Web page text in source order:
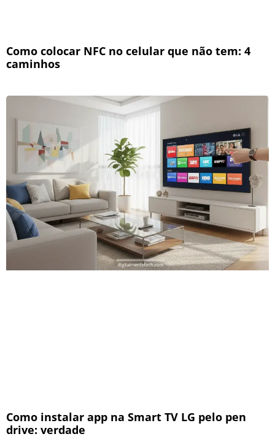
Como colocar NFC no celular que não tem: 4
caminhos
Como instalar app na Smart TV LG pelo pen
drive: verdade